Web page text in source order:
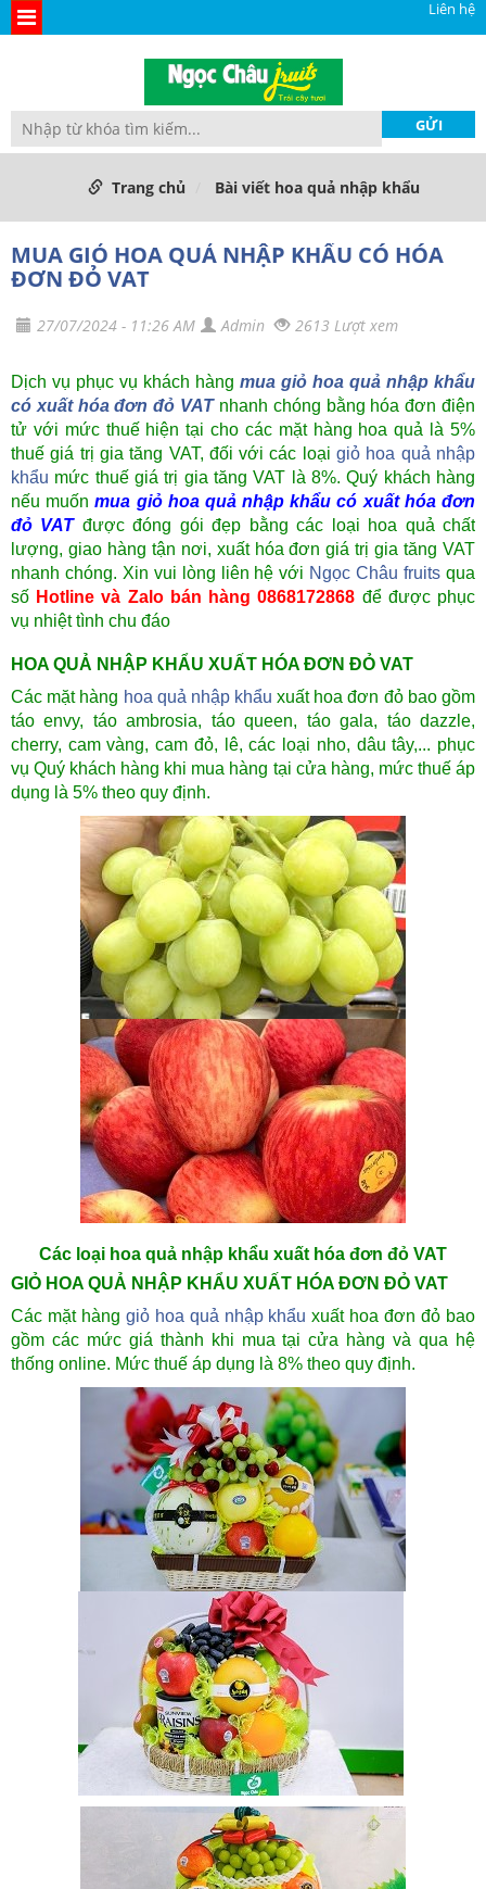
Liên hệ
Trang chủ Bài viết hoa quả nhập khẩu
MUA GIỎ HOA QUẢ NHẬP KHẨU CÓ HÓA
ĐƠN ĐỎ VAT
27/07/2024 - 11:26 AM Admin 2613 Lượt xem
Dịch vụ phục vụ khách hàng mua giỏ hoa quả nhập khẩu
có xuất hóa đơn đỏ VATnhanh chóng bằng hóa đơn điện
tử với mức thuế hiện tại cho các mặt hàng hoa quả là 5%
thuế giá trị gia tăng VAT, đối với các loạigiỏ hoa quả nhập
khẩu mức thuế giá trị gia tăng VAT là 8%. Quý khách hàng
nếu muốnmua giỏ hoa quả nhập khẩu có xuất hóa đơn
đỏ VATđược đóng gói đẹp bằng các loại hoa quả chất
lượng, giao hàng tận nơi, xuất hóa đơn giá trị gia tăng VAT
nhanh chóng. Xin vui lòng liên hệ với Ngọc Châu fruits qua
số Hotline và Zalo bán hàng 0868172868 để được phục
vụ nhiệt tình chu đáo
HOA QUẢ NHẬP KHẨU XUẤT HÓA ĐƠN ĐỎ VAT
Các mặt hàng hoa quả nhập khẩu xuất hoa đơn đỏ bao gồm
táo envy, táo ambrosia, táo queen, táo gala, táo dazzle,
cherry, cam vàng, cam đỏ, lê, các loại nho, dâu tây,... phục
vụ Quý khách hàng khi mua hàng tại cửa hàng, mức thuế áp
dụng là 5% theo quy định.
Các loại hoa quả nhập khẩu xuất hóa đơn đỏ VAT
GIỎ HOA QUẢ NHẬP KHẨU XUẤT HÓA ĐƠN ĐỎ VAT
Các mặt hàng giỏ hoa quả nhập khẩu xuất hoa đơn đỏ bao
gồm các mức giá thành khi mua tại cửa hàng và qua hệ
thống online. Mức thuế áp dụng là 8% theo quy định.